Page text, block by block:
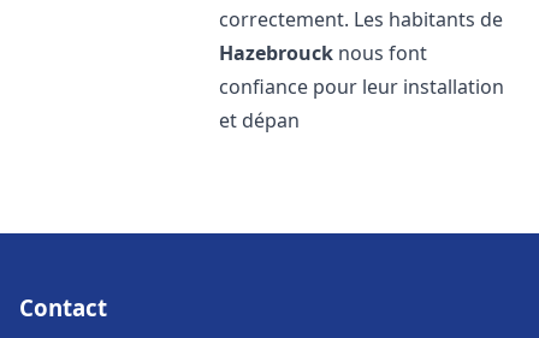
correctement. Les habitants de
Hazebrouck nous font
confiance pour leur installation
et dépan
Contact